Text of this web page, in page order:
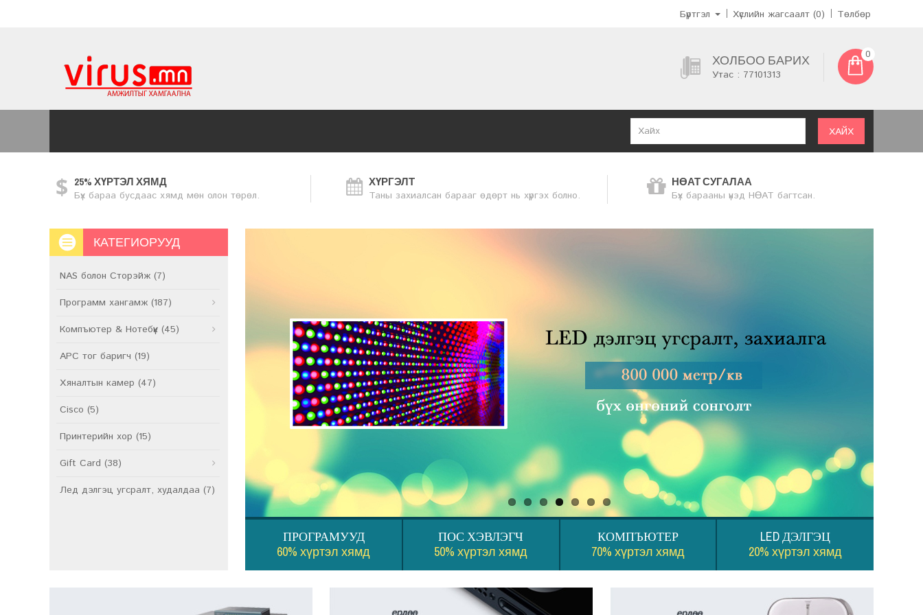
Бүртгэл Хүслийн жагсаалт (0) Төлбөр
ХОЛБОО БАРИХ
Утас : 77101313
0
ХАЙХ
25% ХҮРТЭЛ ХЯМД
Бүх бараа бусдаас хямд мөн олон төрөл.
ХҮРГЭЛТ
Таны захиалсан барааг өдөрт нь хүргэх болно.
НӨАТ СУГАЛАА
Бүх барааны үнэд НӨАТ багтсан.
КАТЕГИОРУУД
NAS болон Сторэйж (7)
Программ хангамж (187)
Компъютер & Нотебүүк (45)
APC тог баригч (19)
Хяналтын камер (47)
Cisco (5)
Принтерийн хор (15)
Gift Card (38)
Лед дэлгэц угсралт, худалдаа (7)
ПРОГРАМУУД
60% хүртэл хямд
ПОС ХЭВЛЭГЧ
50% хүртэл хямд
КОМПЪЮТЕР
70% хүртэл хямд
LED ДЭЛГЭЦ
20% хүртэл хямд